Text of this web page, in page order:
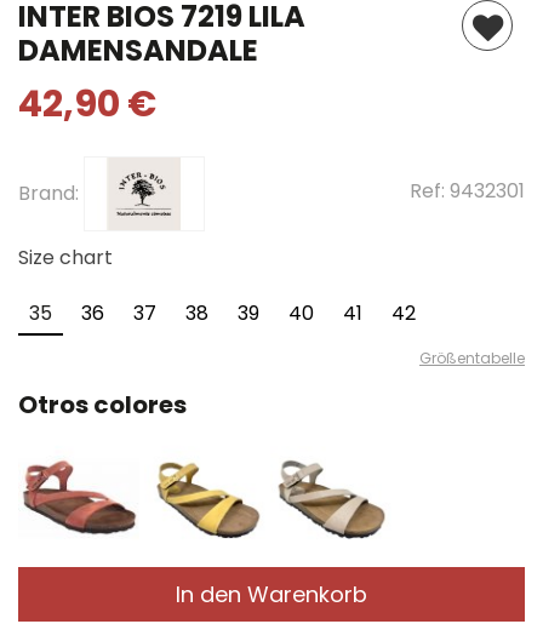
INTER BIOS 7219 LILA
DAMENSANDALE
42,90 €
Brand: Ref: 9432301
Size chart
35
36 37 38 39 40 41 42
Größentabelle
Otros colores
In den Warenkorb